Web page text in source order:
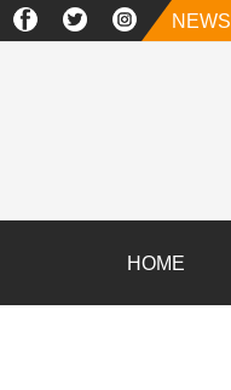
NEWS
HOME